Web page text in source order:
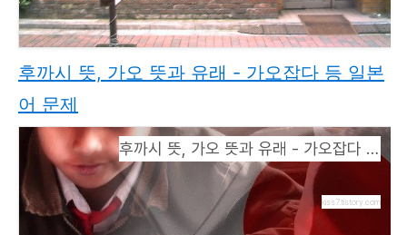
후까시 뜻, 가오 뜻과 유래 - 가오잡다 등 일본
어 문제
후까시 뜻, 가오 뜻과 유래 - 가오잡다 등 일본어 문제
kiss7.tistory.com